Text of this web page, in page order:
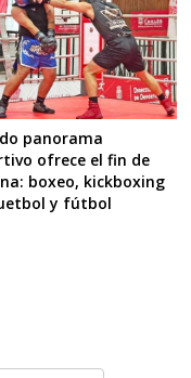
panorama
ofrece el fin de
boxeo, kickboxing
y fútbol